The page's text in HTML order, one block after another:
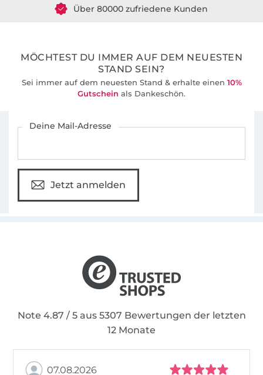
MÖCHTEST DU IMMER AUF DEM NEUESTEN
STAND SEIN?
Sei immer auf dem neuesten Stand & erhalte einen 10%
Gutschein als Dankeschön.
Deine Mail-Adresse
Jetzt anmelden
Note 4.87 / 5 aus 5307 Bewertungen der letzten
12 Monate
07.08.2026